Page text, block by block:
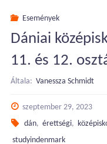
Események
Dániai
11. és 12.
Általa: Vanessza Schmidt
szeptember 29, 2023
dán, érettségi,
studyindenmark